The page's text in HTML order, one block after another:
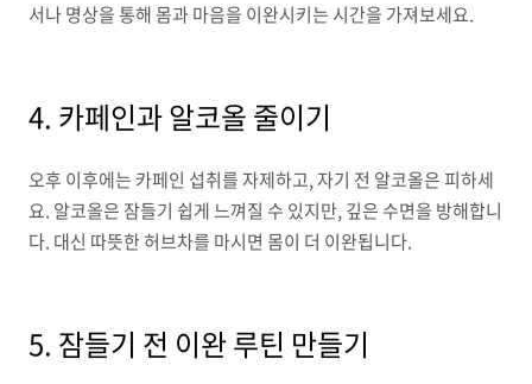
서나 명상을 통해 몸과 마음을 이완시키는 시간을 가져보세요.
4. 카페인과 알코올 줄이기
오후 이후에는 카페인 섭취를 자제하고, 자기 전 알코올은 피하세
요. 알코올은 잠들기 쉽게 느껴질 수 있지만, 깊은 수면을 방해합니
다. 대신 따뜻한 허브차를 마시면 몸이 더 이완됩니다.
5. 잠들기 전 이완 루틴 만들기